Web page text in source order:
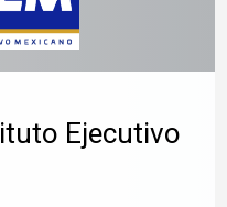
Ejecutivo